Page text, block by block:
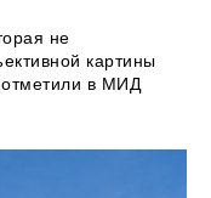
не
картины
в МИД